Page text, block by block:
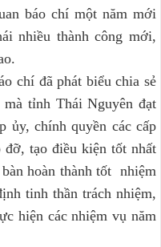
báo chí một năm mới
nhiều thành công mới,
chí đã phát biểu chia sẻ
tỉnh Thái Nguyên đạt
ủy, chính quyền các cấp
đỡ, tạo điều kiện tốt nhất
hoàn thành tốt nhiệm
tinh thần trách nhiệm,
hiện các nhiệm vụ năm